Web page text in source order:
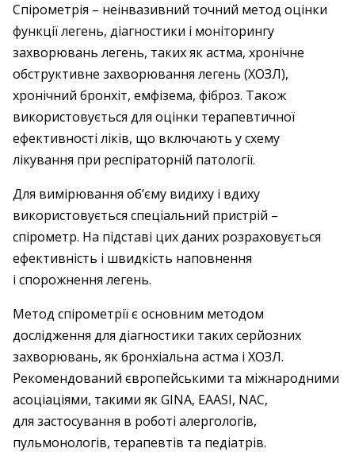
Спірометрія – неінвазивний точний метод оцінки
функції легень, діагностики і моніторингу
захворювань легень, таких як астма, хронічне
обструктивне захворювання легень (ХОЗЛ),
хронічний бронхіт, емфізема, фіброз. Також
використовується для оцінки терапевтичної
ефективності ліків, що включають у схему
лікування при респіраторній патології.
Для вимірювання об’єму видиху і вдиху
використовується спеціальний пристрій –
спірометр. На підставі цих даних розраховується
ефективність і швидкість наповнення
і спорожнення легень.
Метод спірометрії є основним методом
дослідження для діагностики таких серйозних
захворювань, як бронхіальна астма і ХОЗЛ.
Рекомендований європейськими та міжнародними
асоціаціями, такими як GINA, EAASI, NAC,
для застосування в роботі алергологів,
пульмонологів, терапевтів та педіатрів.